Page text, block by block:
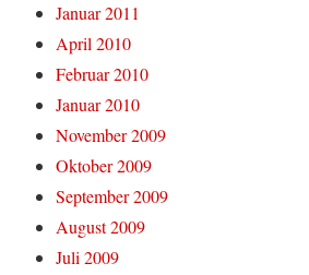
Januar 2011
April 2010
Februar 2010
Januar 2010
November 2009
Oktober 2009
September 2009
August 2009
Juli 2009